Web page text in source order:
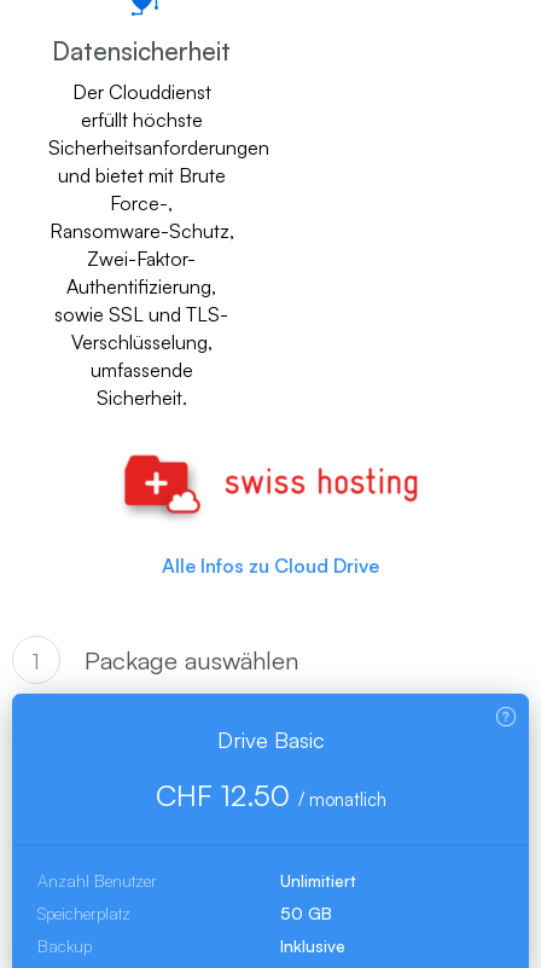
Datensicherheit
Der Clouddienst
erfüllt höchste
Sicherheitsanforderungen
und bietet mit Brute
Force-,
Ransomware-Schutz,
Zwei-Faktor-
Authentifizierung,
sowie SSL und TLS-
Verschlüsselung,
umfassende
Sicherheit.
Alle Infos zu Cloud Drive
1 Package auswählen
Drive Basic
CHF 12.50 / monatlich
Anzahl Benutzer
Unlimitiert
Speicherplatz
50 GB
Backup
Inklusive